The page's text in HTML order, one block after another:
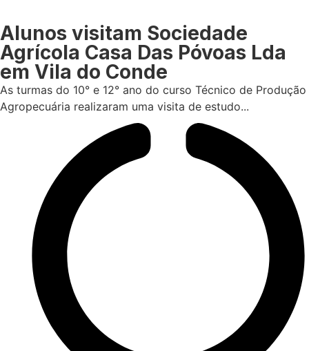
Alunos visitam Sociedade
Agrícola Casa Das Póvoas Lda
em Vila do Conde
As turmas do 10° e 12° ano do curso Técnico de Produção
Agropecuária realizaram uma visita de estudo...